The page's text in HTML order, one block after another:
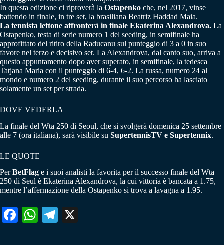
In questa edizione ci riproverà la Ostapenko che, nel 2017, vinse
battendo in finale, in tre set, la brasiliana Beatriz Haddad Maia.
La tennista lettone affronterà in finale Ekaterina Alexandrova. La
Ostapenko, testa di serie numero 1 del seeding, in semifinale ha
approfittato del ritiro della Raducanu sul punteggio di 3 a 0 in suo
favore nel terzo e decisivo set. La Alexandrova, dal canto suo, arriva a
questo appuntamento dopo aver superato, in semifinale, la tedesca
Tatjana Maria con il punteggio di 6-4, 6-2. La russa, numero 24 al
mondo e numero 2 del seeding, durante il suo percorso ha lasciato
solamente un set per strada.
DOVE VEDERLA
La finale del Wta 250 di Seoul, che si svolgerà domenica 25 settembre
alle 7 (ora italiana), sarà visibile su SupertennisTV e Supertennix.
LE QUOTE
PerBetFlag e i suoi analisti la favorita per il successo finale del Wta
250 di Seul è Ekaterina Alexandrova, la cui vittoria è bancata a 1.75,
mentre l’affermazione della Ostapenko si trova a lavagna a 1.95.
Fa W
Te